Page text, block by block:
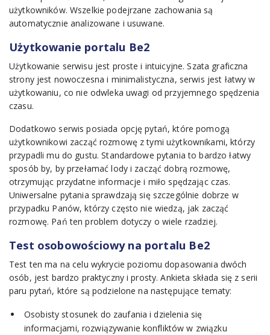
użytkowników. Wszelkie podejrzane zachowania są
automatycznie analizowane i usuwane.
Użytkowanie portalu Be2
Użytkowanie serwisu jest proste i intuicyjne. Szata graficzna
strony jest nowoczesna i minimalistyczna, serwis jest łatwy w
użytkowaniu, co nie odwleka uwagi od przyjemnego spędzenia
czasu.
Dodatkowo serwis posiada opcję pytań, które pomogą
użytkownikowi zacząć rozmowę z tymi użytkownikami, którzy
przypadli mu do gustu. Standardowe pytania to bardzo łatwy
sposób by, by przełamać lody i zacząć dobrą rozmowę,
otrzymując przydatne informacje i miło spędzając czas.
Uniwersalne pytania sprawdzają się szczególnie dobrze w
przypadku Panów, którzy często nie wiedzą, jak zacząć
rozmowę. Pań ten problem dotyczy o wiele rzadziej.
Test osobowościowy na portalu Be2
Test ten ma na celu wykrycie poziomu dopasowania dwóch
osób, jest bardzo praktyczny i prosty. Ankieta składa się z serii
paru pytań, które są podzielone na następujące tematy:
Osobisty stosunek do zaufania i dzielenia się
informacjami, rozwiązywanie konfliktów w związku